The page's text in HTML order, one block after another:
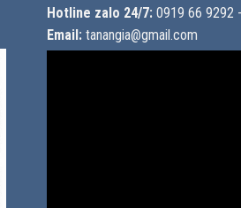
Hotline zalo 24/7: 0919 66 9292
Email: tanangia@gmail.com